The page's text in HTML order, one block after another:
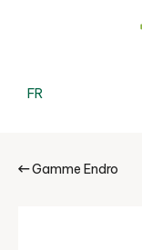
FR
Gamme Endro